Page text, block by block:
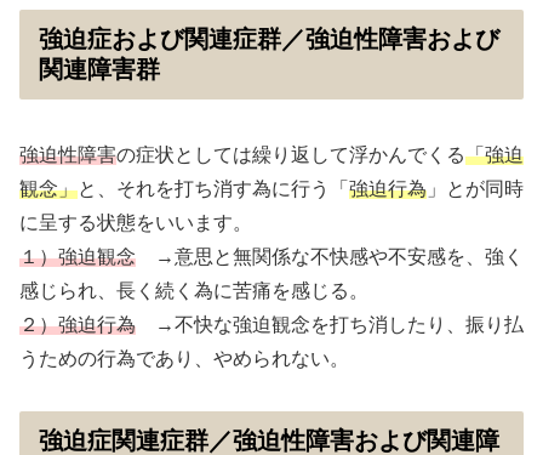
強迫症および関連症群／強迫性障害および
関連障害群
強迫性障害の症状としては繰り返して浮かんでくる「強迫
観念」と、それを打ち消す為に行う「 強迫行為 」とが同時
に呈する状態をいいます。
１）強迫観念 →意思と無関係な不快感や不安感を、強く
感じられ、長く続く為に苦痛を感じる。
２）強迫行為 →不快な強迫観念を打ち消したり、振り払
うための行為であり、やめられない。
強迫症関連症群／強迫性障害および関連障